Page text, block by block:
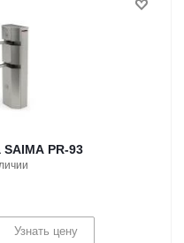
SAIMA PR-93
Узнать цену